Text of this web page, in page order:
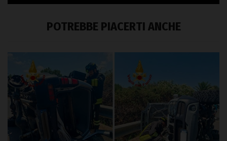
POTREBBE PIACERTI ANCHE